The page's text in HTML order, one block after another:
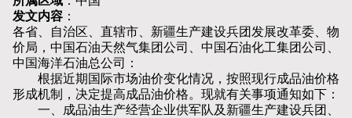
发文内容 ：
各省、自治区、直辖市、新疆生产建设兵团发展改革委、物
价局，中国石油天然气集团公司、中国石油化工集团公司、
中国海洋石油总公司：
根据近期国际市场油价变化情况，按照现行成品油价格
形成机制，决定提高成品油价格。现就有关事项通知如下：
一、成品油生产经营企业供军队及新疆生产建设兵团、